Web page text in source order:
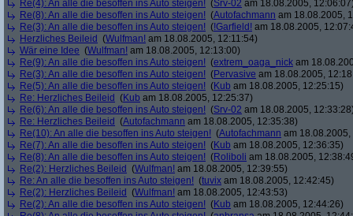
Re(4): An alle die besoffen ins Auto steigen! (Srv-02 am 18.08.2005,
Re(8): An alle die besoffen ins Auto steigen! (Autofachmann am 18.08.2005,
Re(3): An alle die besoffen ins Auto steigen! (!Garfield! am 18.08.2005,
Herzliches Beileid (Wulfman! am 18.08.2005, 12:11:54)
Wär eine Idee (Wulfman! am 18.08.2005, 12:13:00)
Re(9): An alle die besoffen ins Auto steigen! (extrem_oaga_nick am
Re(3): An alle die besoffen ins Auto steigen! (Pervasive am 18.08.2005,
Re(5): An alle die besoffen ins Auto steigen! (Kub am 18.08.2005, 12:25:15)
Re: Herzliches Beileid (Kub am 18.08.2005, 12:25:37)
Re(6): An alle die besoffen ins Auto steigen! (Srv-02 am 18.08.2005,
Re: Herzliches Beileid (Autofachmann am 18.08.2005, 12:35:38)
Re(10): An alle die besoffen ins Auto steigen! (Autofachmann am
Re(7): An alle die besoffen ins Auto steigen! (Kub am 18.08.2005, 12:36:35)
Re(8): An alle die besoffen ins Auto steigen! (Roliboli am 18.08.2005,
Re(2): Herzliches Beileid (Wulfman! am 18.08.2005, 12:39:55)
Re: An alle die besoffen ins Auto steigen! (tuvix am 18.08.2005, 12:42:45)
Re(2): Herzliches Beileid (Wulfman! am 18.08.2005, 12:43:53)
Re(2): An alle die besoffen ins Auto steigen! (Kub am 18.08.2005, 12:44:26)